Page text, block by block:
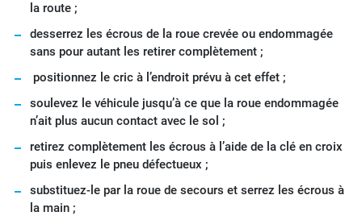
la route ;
desserrez les écrous de la roue crevée ou endommagée
sans pour autant les retirer complètement ;
positionnez le cric à l’endroit prévu à cet effet ;
soulevez le véhicule jusqu’à ce que la roue endommagée
n’ait plus aucun contact avec le sol ;
retirez complètement les écrous à l’aide de la clé en croix
puis enlevez le pneu défectueux ;
substituez-le par la roue de secours et serrez les écrous à
la main ;